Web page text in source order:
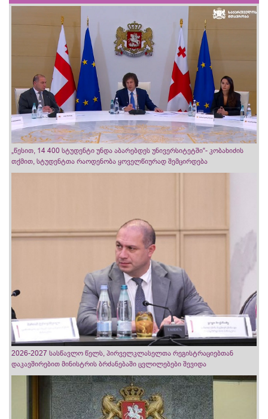
„წესით, 14 400 სტუდენტი უნდა აბარებდეს უნივერსიტეტში“- კობახიძის
თქმით, სტუდენტთა რაოდენობა ყოველწიურად შემცირდება
2026-2027 სასწავლო წელს, პირველკლასელთა რეგისტრაციებთან
დაკავშირებით მინისტრის ბრძანებაში ცვლილებები შევიდა